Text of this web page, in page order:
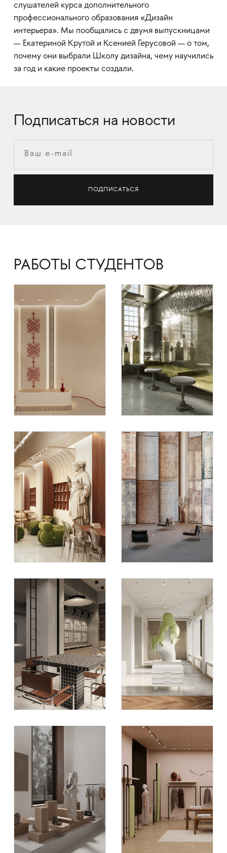
слушателей курса дополнительного
профессионального образования «Дизайн
интерьера». Мы пообщались с двумя выпускницами
— Екатериной Крутой и Ксенией Герусовой — о том,
почему они выбрали Школу дизайна, чему научились
за год и какие проекты создали.
Подписаться на новости
РАБОТЫ СТУДЕНТОВ